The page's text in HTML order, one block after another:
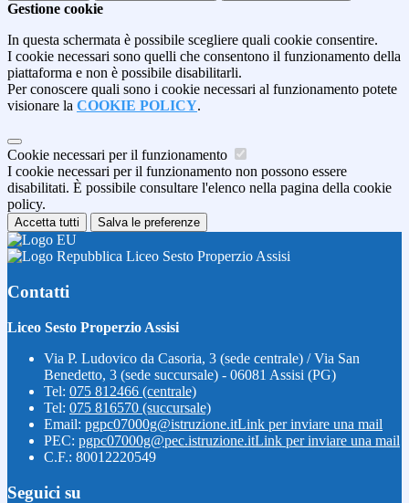
Gestione cookie
In questa schermata è possibile scegliere quali cookie consentire.
I cookie necessari sono quelli che consentono il funzionamento della
piattaforma e non è possibile disabilitarli.
Per conoscere quali sono i cookie necessari al funzionamento potete
visionare la COOKIE POLICY.
Cookie necessari per il funzionamento
I cookie necessari per il funzionamento non possono essere
disabilitati. È possibile consultare l'elenco nella pagina della cookie
policy.
Accetta tutti Salva le preferenze
Liceo Sesto Properzio Assisi
Contatti
Liceo Sesto Properzio Assisi
Via P. Ludovico da Casoria, 3 (sede centrale) / Via San
Benedetto, 3 (sede succursale) - 06081 Assisi (PG)
Tel: 075 812466 (centrale)
Tel: 075 816570 (succursale)
Email: pgpc07000g@istruzione.itLink per inviare una mail
PEC: pgpc07000g@pec.istruzione.itLink per inviare una mail
C.F.: 80012220549
Seguici su